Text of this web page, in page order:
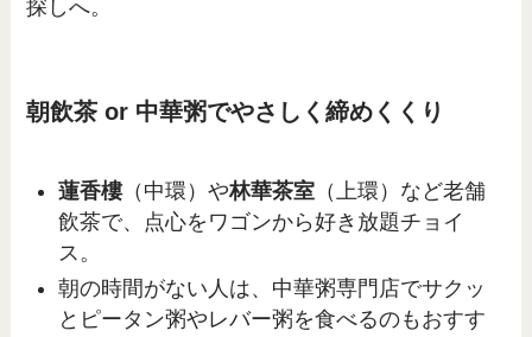
探しへ。
朝飲茶 or 中華粥でやさしく締めくくり
蓮香樓（中環）や林華茶室 （上環）など老舗
飲茶で、点心をワゴンから好き放題チョイ
ス。
朝の時間がない人は、中華粥専門店でサクッ
とピータン粥やレバー粥を食べるのもおすす